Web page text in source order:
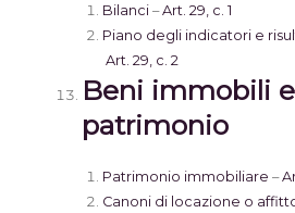
Bilanci–Art. 29, c. 1
Piano degli indicatori e
Art. 29, c. 2
Beni immobili
patrimonio
Patrimonio immobiliare –
Canoni di locazione o